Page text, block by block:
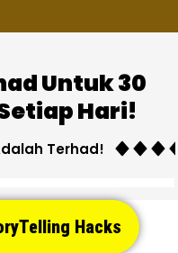
Untuk 30
Hari!
Terhad!
Hacks